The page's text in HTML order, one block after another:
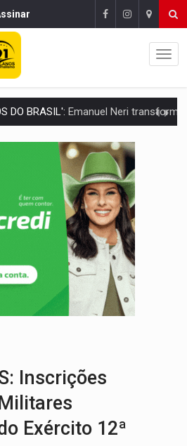
Dentista de PVH é denunciado por transmitir HIV
DE FRAUDES:Polícia Civil deflagra a terceira fase da
FLAGRADO: Empresa e ONG que recebeu R$ 12 mi em emendas
ELEIÇÕES:Justiça Eleitoral manda tirar vídeo com suposta
Chefe de facção criminosa é preso durante
CONVOCAÇÃO DAS ELEIÇÕES:
2ª edição da feira começa nesta quinta-feira (6) no
Contratação de novos servidores reforça equipes do Cad
DO BRASIL':
Inscrições
Exército 12ª